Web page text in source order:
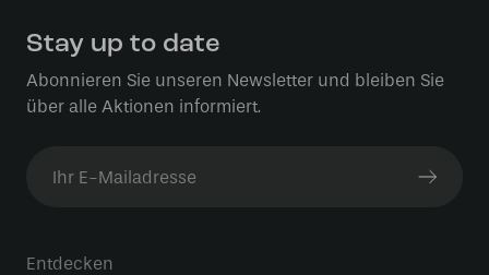
Stay up to date
Abonnieren Sie unseren Newsletter und bleiben Sie
über alle Aktionen informiert.
Entdecken